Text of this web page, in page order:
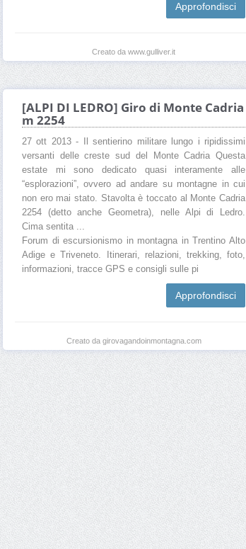
Approfondisci
Creato da www.gulliver.it
[ALPI DI LEDRO] Giro di Monte Cadria
m 2254
27 ott 2013 - Il sentierino militare lungo i ripidissimi
versanti delle creste sud del Monte Cadria Questa
estate mi sono dedicato quasi interamente alle
“esplorazioni”, ovvero ad andare su montagne in cui
non ero mai stato. Stavolta è toccato al Monte Cadria
2254 (detto anche Geometra), nelle Alpi di Ledro.
Cima sentita ...
Forum di escursionismo in montagna in Trentino Alto
Adige e Triveneto. Itinerari, relazioni, trekking, foto,
informazioni, tracce GPS e consigli sulle pi
Approfondisci
Creato da girovagandoinmontagna.com